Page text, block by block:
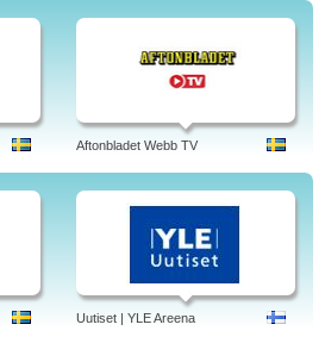
Aftonbladet Webb TV
Uutiset | YLE Areena